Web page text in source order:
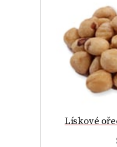
Lískové